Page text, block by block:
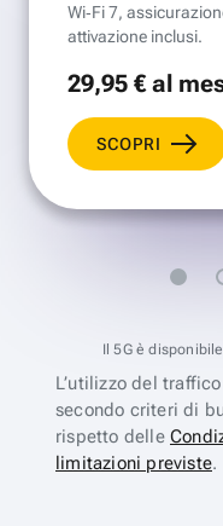
Wi‑Fi 7,
attivazione inclusi.
29,95 €al
SCOPRI
Il 5G è
L’utilizzo del
secondo criteri di
rispetto delle
limitazioni previste.